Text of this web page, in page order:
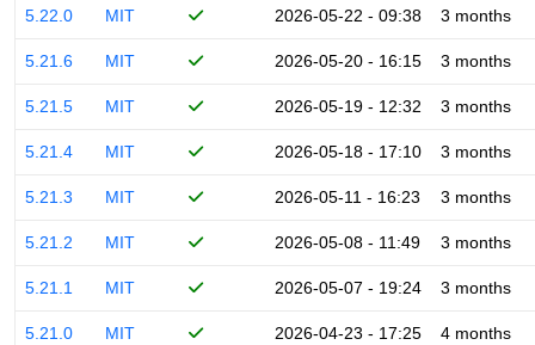
5.22.0 MIT 2026-05-22 - 09:38 3 months
5.21.6 MIT 2026-05-20 - 16:15 3 months
5.21.5 MIT 2026-05-19 - 12:32 3 months
5.21.4 MIT 2026-05-18 - 17:10 3 months
5.21.3 MIT 2026-05-11 - 16:23 3 months
5.21.2 MIT 2026-05-08 - 11:49 3 months
5.21.1 MIT 2026-05-07 - 19:24 3 months
5.21.0 MIT 2026-04-23 - 17:25 4 months